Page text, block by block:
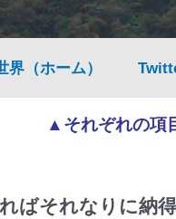
（ホーム）
▲それぞれの項
ばそれなりに納